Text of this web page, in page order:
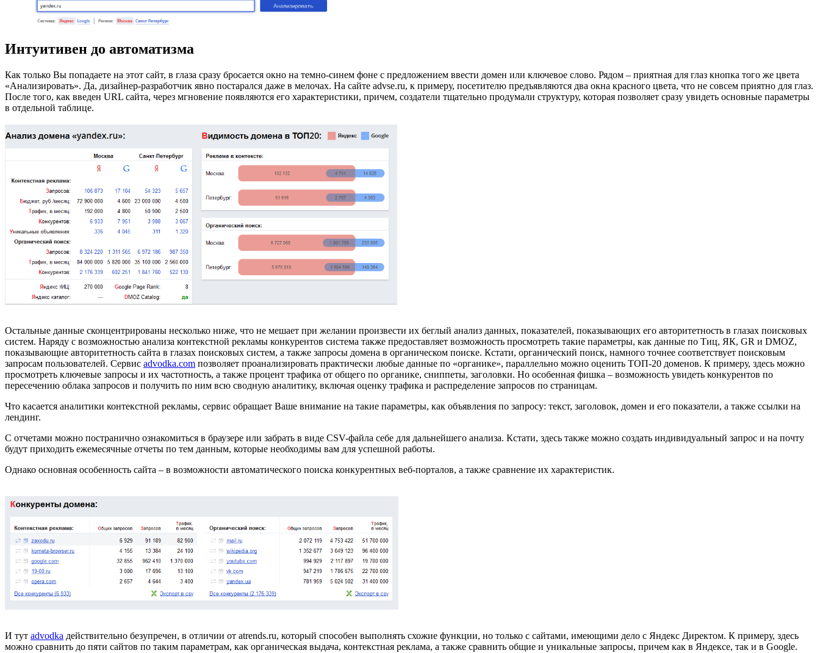
Интуитивен до автоматизма
Как только Вы попадаете на этот сайт, в глаза сразу бросается окно на темно-синем фоне с предложением ввести домен или ключевое слово. Рядом – приятная для глаз кнопка того же цвета
«Анализировать». Да, дизайнер-разработчик явно постарался даже в мелочах. На сайте advse.ru, к примеру, посетителю предъявляются два окна красного цвета, что не совсем приятно для глаз.
После того, как введен URL сайта, через мгновение появляются его характеристики, причем, создатели тщательно продумали структуру, которая позволяет сразу увидеть основные параметры
в отдельной таблице.
Остальные данные сконцентрированы несколько ниже, что не мешает при желании произвести их беглый анализ данных, показателей, показывающих его авторитетность в глазах поисковых
систем. Наряду с возможностью анализа контекстной рекламы конкурентов система также предоставляет возможность просмотреть такие параметры, как данные по Тиц, ЯК, GR и DMOZ,
показывающие авторитетность сайта в глазах поисковых систем, а также запросы домена в органическом поиске. Кстати, органический поиск, намного точнее соответствует поисковым
запросам пользователей. Сервис advodka.com позволяет проанализировать практически любые данные по «органике», параллельно можно оценить ТОП-20 доменов. К примеру, здесь можно
просмотреть ключевые запросы и их частотность, а также процент трафика от общего по органике, сниппеты, заголовки. Но особенная фишка – возможность увидеть конкурентов по
пересечению облака запросов и получить по ним всю сводную аналитику, включая оценку трафика и распределение запросов по страницам.
Что касается аналитики контекстной рекламы, сервис обращает Ваше внимание на такие параметры, как объявления по запросу: текст, заголовок, домен и его показатели, а также ссылки на
лендинг.
С отчетами можно постранично ознакомиться в браузере или забрать в виде CSV-файла себе для дальнейшего анализа. Кстати, здесь также можно создать индивидуальный запрос и на почту
будут приходить ежемесячные отчеты по тем данным, которые необходимы вам для успешной работы.
Однако основная особенность сайта – в возможности автоматического поиска конкурентных веб-порталов, а также сравнение их характеристик.
И тут advodka действительно безупречен, в отличии от atrends.ru, который способен выполнять схожие функции, но только с сайтами, имеющими дело с Яндекс Директом. К примеру, здесь
можно сравнить до пяти сайтов по таким параметрам, как органическая выдача, контекстная реклама, а также сравнить общие и уникальные запросы, причем как в Яндексе, так и в Google.